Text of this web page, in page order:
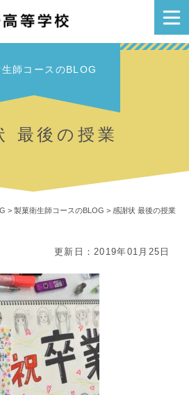
師コースのBLOG
最後の授業
> 製菓衛生師コースのBLOG > 感謝状 最後の授業
更新日：2019年01月25日